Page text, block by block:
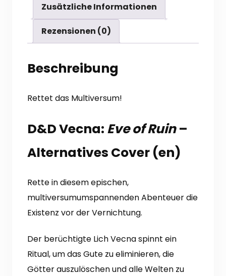
Ruin
-
Alternatives
(en)
Zusätzliche Informationen
Rezensionen (0)
Beschreibung
Rettet das Multiversum!
D&D Vecna: Eve of Ruin–
Alternatives Cover (en)
Rette in diesem epischen,
multiversumumspannenden Abenteuer die
Existenz vor der Vernichtung.
Der berüchtigte Lich Vecna spinnt ein
Ritual, um das Gute zu eliminieren, die
Götter auszulöschen und alle Welten zu